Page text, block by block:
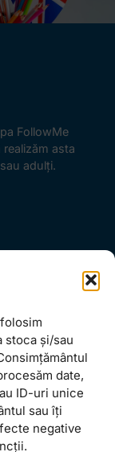
stoca și/sau
date,
ID-uri unice
sau îți
negative
FollowMe
realizăm asta
adulţi.